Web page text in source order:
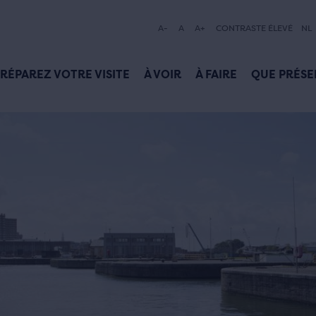
A- A A+ CONTRASTE ÉLEVÉ NL
VOTRE VISITE À VOIR À FAIRE QUE